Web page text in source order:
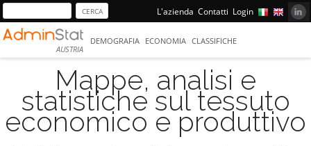
L'azienda Contatti Login
AUSTRIA
DEMOGRAFIA ECONOMIA CLASSIFICHE
Mappe, analisi e
statistiche sul tessuto
economico e produttivo